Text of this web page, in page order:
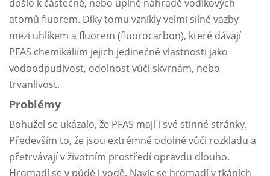
došlo k částečné, nebo úplné náhradě vodíkových
atomů fluorem. Díky tomu vznikly velmi silné vazby
mezi uhlíkem a fluorem (fluorocarbon), které dávají
PFAS chemikáliím jejich jedinečné vlastnosti jako
vodoodpudivost, odolnost vůči skvrnám, nebo
trvanlivost.
Problémy
Bohužel se ukázalo, že PFAS mají i své stinné stránky.
Především to, že jsou extrémně odolné vůči rozkladu a
přetrvávají v životním prostředí opravdu dlouho.
Hromadí se v půdě i vodě. Navic se hromadí v tkáních